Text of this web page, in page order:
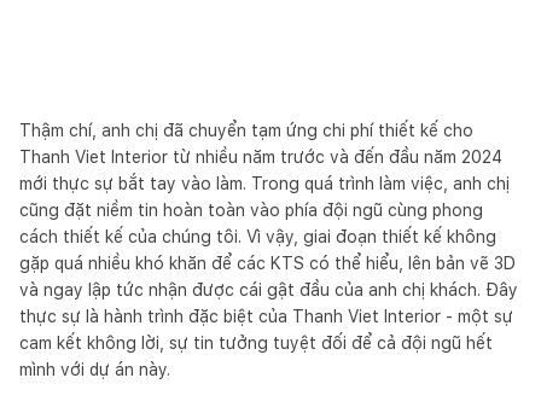
Thậm chí, anh chị đã chuyển tạm ứng chi phí thiết kế cho
Thanh Viet Interior từ nhiều năm trước và đến đầu năm 2024
mới thực sự bắt tay vào làm. Trong quá trình làm việc, anh chị
cũng đặt niềm tin hoàn toàn vào phía đội ngũ cùng phong
cách thiết kế của chúng tôi. Vì vậy, giai đoạn thiết kế không
gặp quá nhiều khó khăn để các KTS có thể hiểu, lên bản vẽ 3D
và ngay lập tức nhận được cái gật đầu của anh chị khách. Đây
thực sự là hành trình đặc biệt của Thanh Viet Interior - một sự
cam kết không lời, sự tin tưởng tuyệt đối để cả đội ngũ hết
mình với dự án này.